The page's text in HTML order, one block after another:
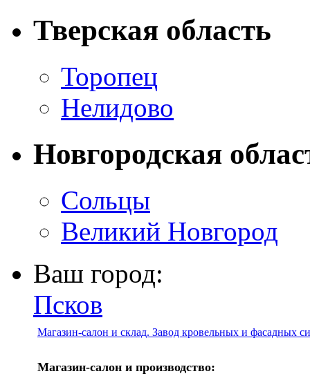
Тверская область
Торопец
Нелидово
Новгородская
Сольцы
Великий Новгород
Ваш город:
Псков
Магазин-салон и склад. Завод кровельных и фасадных
Магазин-салон и производство: